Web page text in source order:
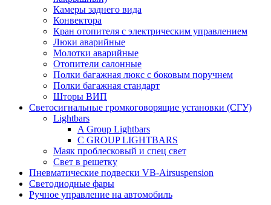
Камеры заднего вида
Конвектора
Кран отопителя с электрическим управлением
Люки аварийные
Молотки аварийные
Отопители салонные
Полки багажная люкс с боковым поручнем
Полки багажная стандарт
Шторы ВИП
Светосигнальные громкоговорящие установки (СГУ)
Lightbars
A Group Lightbars
C GROUP LIGHTBARS
Маяк проблесковый и спец свет
Свет в решетку
Пневматические подвески VB-Airsuspension
Светодиодные фары
Ручное управление на автомобиль